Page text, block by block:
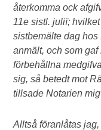
återkomma ock
11e sistl. juliï;
sistbemälte dag
anmält, och som gaf
förbehållna
sig, så betedt mot
tillsade Notarien
Alltså föranlåtas